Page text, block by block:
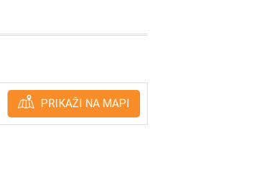
PRIKAŽI NA MAPI